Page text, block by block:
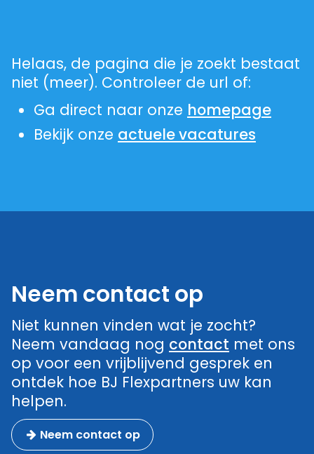
Helaas, de pagina die je zoekt bestaat
niet (meer). Controleer de url of:
Ga direct naar onze homepage
Bekijk onze actuele vacatures
Neem contact op
Niet kunnen vinden wat je zocht?
Neem vandaag nog contact met ons
op voor een vrijblijvend gesprek en
ontdek hoe BJ Flexpartners uw kan
helpen.
Neem contact op